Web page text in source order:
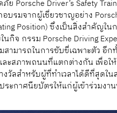
Porsche Driver’s Safety
บรมจากผู้เชี่ยวชาญอย่าง
Position) ซึ่งเป็นสิ่งสำคัญใ
กิจ กรรม Porsche Driving
ามารถในการขับขี่เฉพาะตัว อีก
สภาพถนนที่แตกต่างกัน เพื่อให้
งวัลสำหรับผู้ที่ทำเวลาได้ดีที่สุดใ
ะกาศนียบัตรให้แก่ผู้เข้าร่วมงา